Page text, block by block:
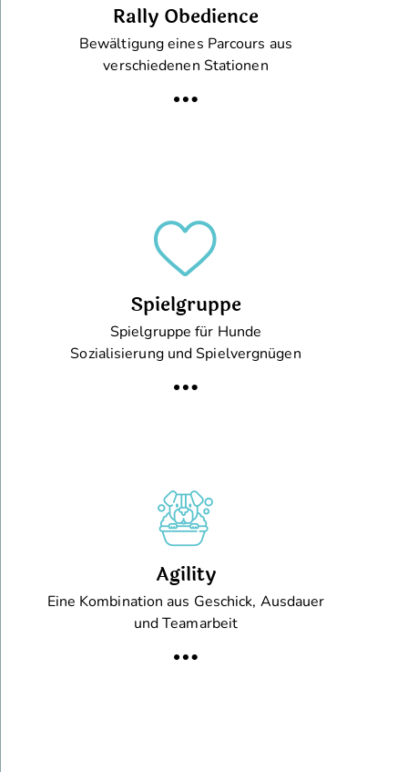
Rally Obedience
Bewältigung eines Parcours aus
verschiedenen Stationen
Spielgruppe
Spielgruppe für Hunde
Sozialisierung und Spielvergnügen
Agility
Eine Kombination aus Geschick, Ausdauer
und Teamarbeit